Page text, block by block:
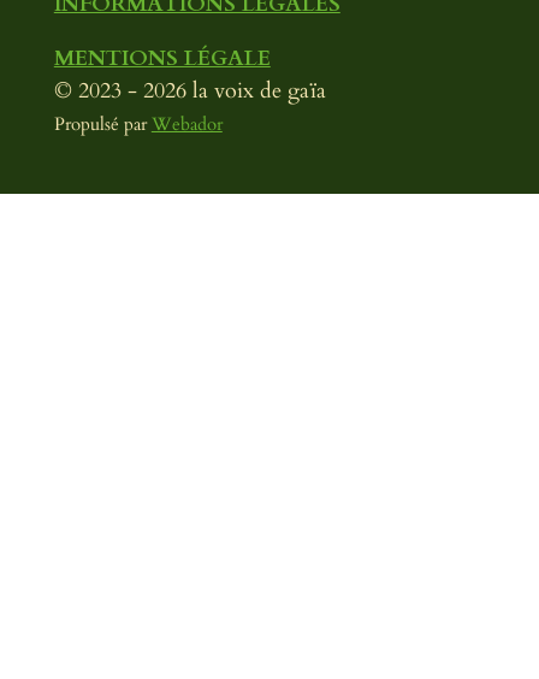
MENTIONS LÉGALE
© 2023 - 2026 la voix de gaïa
Propulsé parWebador